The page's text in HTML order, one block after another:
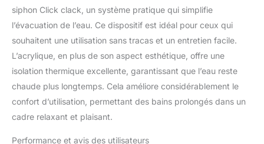
siphon Click clack, un système pratique qui simplifie
l’évacuation de l’eau. Ce dispositif est idéal pour ceux qui
souhaitent une utilisation sans tracas et un entretien facile.
L’acrylique, en plus de son aspect esthétique, offre une
isolation thermique excellente, garantissant que l’eau reste
chaude plus longtemps. Cela améliore considérablement le
confort d’utilisation, permettant des bains prolongés dans un
cadre relaxant et plaisant.
Performance et avis des utilisateurs